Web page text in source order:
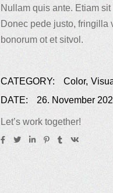
Nullam quis ante. Etiam
Donec pede justo, fringilla
bonorum ot et sitvol.
CATEGORY: Color
DATE:
26. November
Let’s work together!